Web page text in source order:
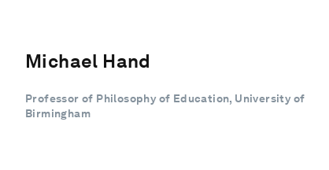
Michael Hand
Professor of Philosophy of Education, University of
Birmingham